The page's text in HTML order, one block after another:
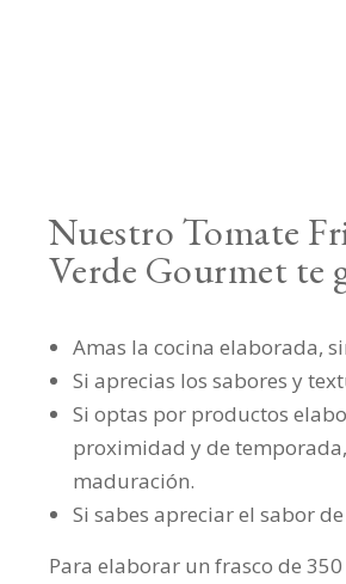
Nuestro Tomate
Verde Gourmet te
Amas la cocina elaborada,
Si aprecias los sabores y
Si optas por productos
proximidad y de
maduración.
Si sabes apreciar el sabor
Para elaborar un frasco de